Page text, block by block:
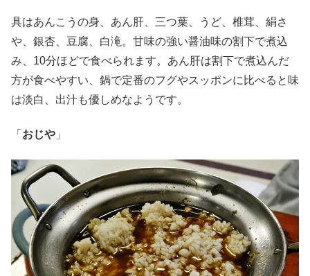
具はあんこうの身、あん肝、三つ葉、うど、椎茸、絹さ
や、銀杏、豆腐、白滝。甘味の強い醤油味の割下で煮込
み、10分ほどで食べられます。あん肝は割下で煮込んだ
方が食べやすい、鍋で定番のフグやスッポンに比べると味
は淡白、出汁も優しめなようです。
「 おじや 」